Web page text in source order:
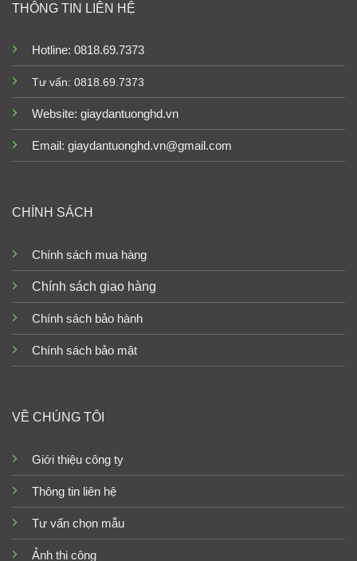
THÔNG TIN LIÊN HỆ
Hotline: 0818.69.7373
Tư vấn: 0818.69.7373
Website: giaydantuonghd.vn
Email: giaydantuonghd.vn@gmail.com
CHÍNH SÁCH
Chính sách mua hàng
Chính sách giao hàng
Chính sách bảo hành
Chính sách bảo mật
VỀ CHÚNG TÔI
Giới thiệu công ty
Thông tin liên hệ
Tư vấn chọn mẫu
Ảnh thi công